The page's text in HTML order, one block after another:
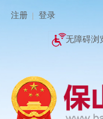
注册 登录
无障碍浏